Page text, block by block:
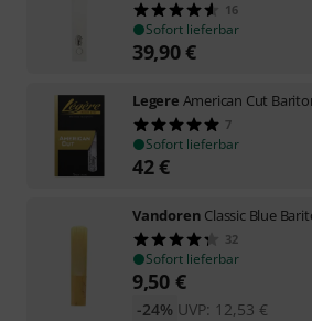
16
Sofort lieferbar
39,90€
Legere American Cut
7
Sofort lieferbar
42€
Vandoren Classic Blue
32
Sofort lieferbar
9,50 €
UVP: 12,53 €
-24%